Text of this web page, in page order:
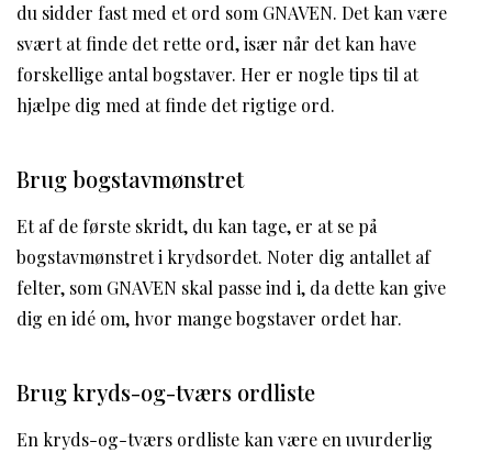
du sidder fast med et ord som GNAVEN. Det kan være
svært at finde det rette ord, især når det kan have
forskellige antal bogstaver. Her er nogle tips til at
hjælpe dig med at finde det rigtige ord.
Brug bogstavmønstret
Et af de første skridt, du kan tage, er at se på
bogstavmønstret i krydsordet. Noter dig antallet af
felter, som GNAVEN skal passe ind i, da dette kan give
dig en idé om, hvor mange bogstaver ordet har.
Brug kryds-og-tværs ordliste
En kryds-og-tværs ordliste kan være en uvurderlig